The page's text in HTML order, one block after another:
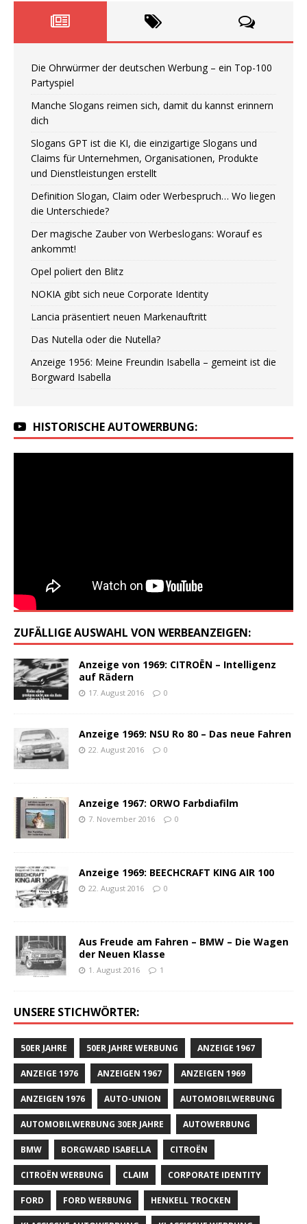
Die Ohrwürmer der deutschen Werbung – ein Top-100
Partyspiel
Manche Slogans reimen sich, damit du kannst erinnern
dich
Slogans GPT ist die KI, die einzigartige Slogans und
Claims für Unternehmen, Organisationen, Produkte
und Dienstleistungen erstellt
Definition Slogan, Claim oder Werbespruch… Wo liegen
die Unterschiede?
Der magische Zauber von Werbeslogans: Worauf es
ankommt!
Opel poliert den Blitz
NOKIA gibt sich neue Corporate Identity
Lancia präsentiert neuen Markenauftritt
Das Nutella oder die Nutella?
Anzeige 1956: Meine Freundin Isabella – gemeint ist die
Borgward Isabella
HISTORISCHE AUTOWERBUNG:
ZUFÄLLIGE AUSWAHL VON WERBEANZEIGEN:
Anzeige von 1969: CITROËN – Intelligenz
auf Rädern
17. August 2016 0
Anzeige 1969: NSU Ro 80 – Das neue Fahren
22. August 2016 0
Anzeige 1967: ORWO Farbdiafilm
7. November 2016 0
Anzeige 1969: BEECHCRAFT KING AIR 100
22. August 2016 0
Aus Freude am Fahren – BMW – Die Wagen
der Neuen Klasse
1. August 2016 1
UNSERE STICHWÖRTER:
50ER JAHRE 50ER JAHRE WERBUNG ANZEIGE 1967
ANZEIGE 1976 ANZEIGEN 1967 ANZEIGEN 1969
ANZEIGEN 1976 AUTO-UNION AUTOMOBILWERBUNG
AUTOMOBILWERBUNG 30ER JAHRE AUTOWERBUNG
BMW BORGWARD ISABELLA CITROËN
CITROËN WERBUNG CLAIM CORPORATE IDENTITY
FORD FORD WERBUNG HENKELL TROCKEN